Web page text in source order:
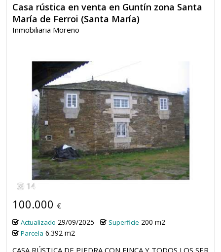
Casa rústica en venta en Guntín zona Santa
María de Ferroi (Santa María)
Inmobiliaria Moreno
14
100.000 €
Actualizado 29/09/2025 Superficie 200 m2
Parcela 6.392 m2
CASA RÚSTICA DE PIEDRA CON FINCA Y TODOS LOS SER